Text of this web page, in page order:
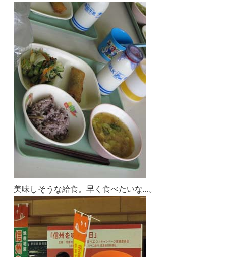
美味しそうな給食。早く食べたいな…。